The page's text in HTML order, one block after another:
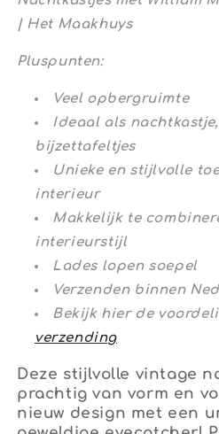
| Het Maakhuys
Pluspunten:
Veel opbergruimte
Ideaal als
bijzettafeltjes
Unieke en stijlvolle
interieur
Makkelijk te
interieurstijl
Lades lopen soepel
Verzenden binnen
Bekijk hier de
verzending
Deze stijlvolle vintage
prachtig van vorm en
nieuw design met een